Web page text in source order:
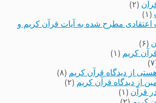
(۲)
(۱)
اعتقادی مطرح شده به آیات قرآن کریم و
(۶)
کریم (۱)
از دیدگاه قرآن کریم (۸)
از دیدگاه قرآن کریم (۲)
قرآن (۱)